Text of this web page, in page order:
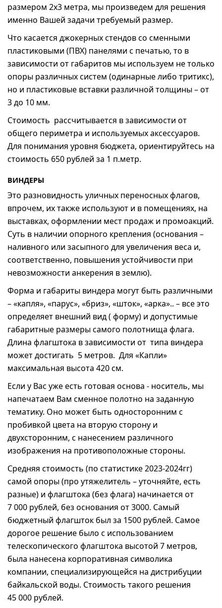
размером 2х3 метра, мы произведем для решения
именно Вашей задачи требуемый размер.
Что касается джокерных стендов со сменными
пластиковыми (ПВХ) панелями с печатью, то в
зависимости от габаритов мы используем не только
опоры различных систем (одинарные либо тритикс),
но и пластиковые вставки различной толщины – от
3 до 10 мм.
Стоимость рассчитывается в зависимости от
общего периметра и используемых аксессуаров.
Для понимания уровня бюджета, ориентируйтесь на
стоимость 650 рублей за 1 п.метр.
ВИНДЕРЫ
Это разновидность уличных переносных флагов,
впрочем, их также используют и в помещениях, на
выставках, оформлении мест продаж и промоакций.
Суть в наличии опорного крепления (основания –
наливного или засыпного для увеличения веса и,
соответственно, повышения устойчивости при
невозможности анкерения в землю).
Форма и габариты виндера могут быть различными
– «капля», «парус», «бриз», «шток», «арка».. – все это
определяет внешний вид ( форму) и допустимые
габаритные размеры самого полотнища флага.
Длина флагштока в зависимости от типа виндера
может достигать 5 метров. Для «Капли»
максимальная высота 420 см.
Если у Вас уже есть готовая основа - носитель, мы
напечатаем Вам сменное полотно на заданную
тематику. Оно может быть односторонним с
пробивкой цвета на вторую сторону и
двухсторонним, с нанесением различного
изображения на противоположные стороны.
Средняя стоимость (по статистике 2023-2024гг)
самой опоры (про утяжелитель – уточняйте, есть
разные) и флагштока (без флага) начинается от
7 000 рублей, без основания от 3000. Самый
бюджетный флагшток был за 1500 рублей. Самое
дорогое решение было с использованием
телескопического флагштока высотой 7 метров,
была нанесена корпоративная символика
компании, специализирующейся на дистрибуции
байкальской воды. Стоимость такого решения
45 000 рублей.